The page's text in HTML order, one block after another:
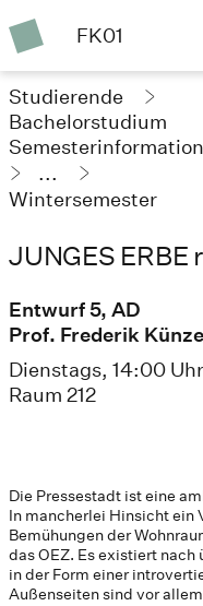
FK01
Studierende
Bachelorstudium
...
Wintersemester
JUNGES ERBE
Entwurf 5, AD
Prof. Frederik
Dienstags, 14:00 Uhr
Raum 212
Die Pressestadt ist eine
In mancherlei Hinsicht ein
Bemühungen der
das OEZ. Es existiert
in der Form einer
Außenseiten sind vor